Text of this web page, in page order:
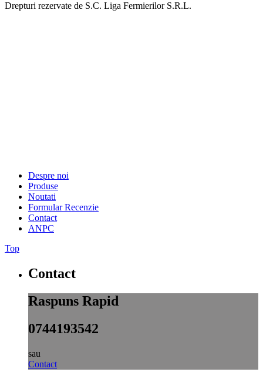
Drepturi rezervate de S.C. Liga Fermierilor S.R.L.
Despre noi
Produse
Noutati
Formular Recenzie
Contact
ANPC
Top
Contact
Raspuns Rapid
0744193542
sau
Contact